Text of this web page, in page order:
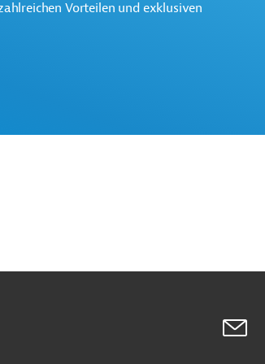
Vorteilen und exklusiven